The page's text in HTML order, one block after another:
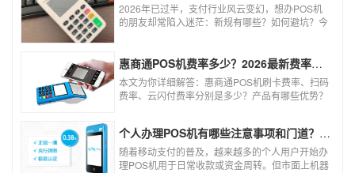
2026年已过半，支付行业风云变幻，想办POS机
的朋友却常陷入迷茫：新规有哪些？如何避坑？今
使用！
惠商通POS机费率多少？2026最新费率标准及办理全攻略
本文为你详细解答：惠商通POS机刷卡费率、扫码
费率、云闪付费率分别是多少？产品有哪些优势？
个人办理POS机有哪些注意事项和门道？（2026最新避坑指南）
随着移动支付的普及，越来越多的个人用户开始办
理POS机用于日常收款或资金周转。但市面上机器